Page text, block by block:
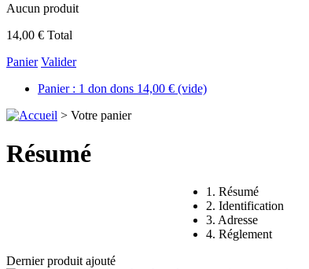
Aucun produit
14,00 € Total
Panier Valider
Panier : 1 don dons 14,00 € (vide)
> Votre panier
Résumé
1. Résumé
2. Identification
3. Adresse
4. Réglement
Dernier produit ajouté